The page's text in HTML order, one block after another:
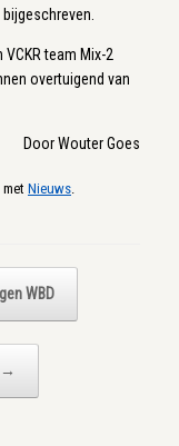
team Mix-2
overtuigend van
Door Wouter Goes
Nieuws
WBD
→